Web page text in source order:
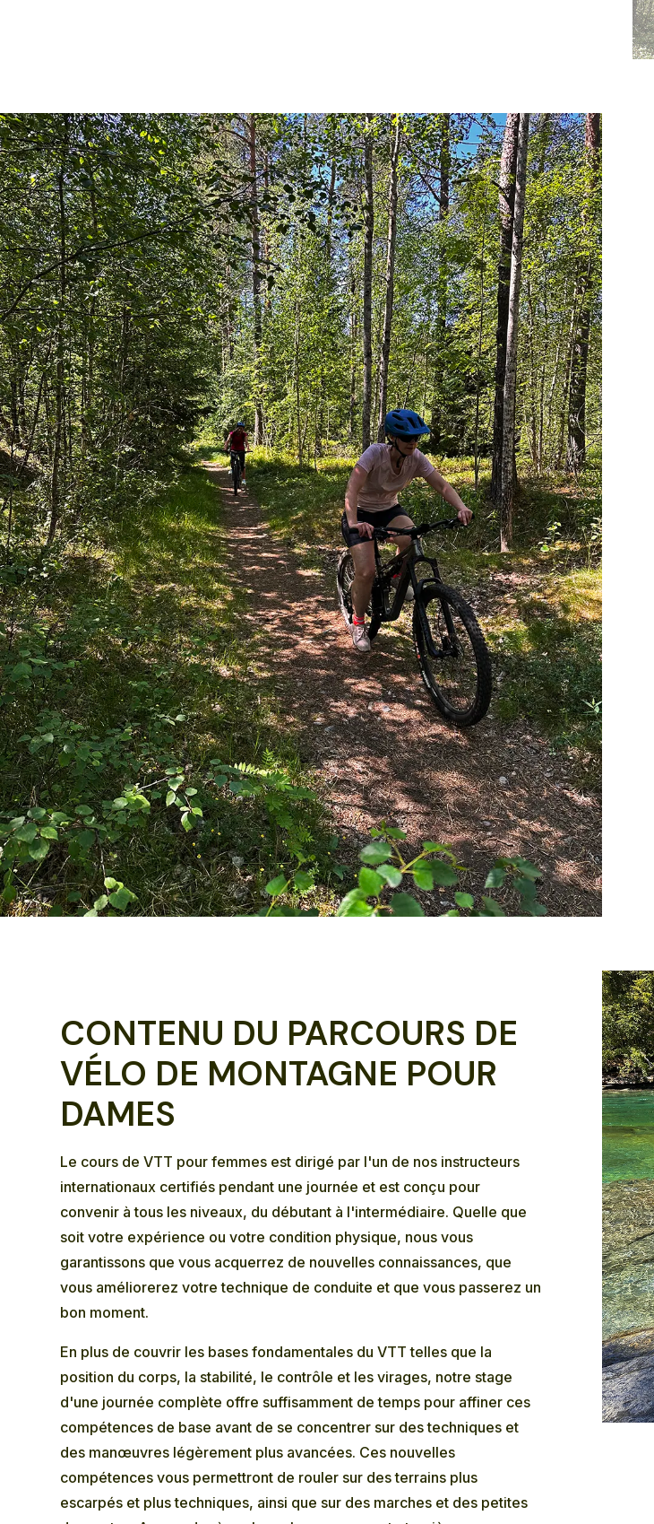
CONTENU DU PARCOURS DE
VÉLO DE MONTAGNE POUR
DAMES
Le cours de VTT pour femmes est dirigé par l'un de nos instructeurs
internationaux certifiés pendant une journée et est conçu pour
convenir à tous les niveaux, du débutant à l'intermédiaire. Quelle que
soit votre expérience ou votre condition physique, nous vous
garantissons que vous acquerrez de nouvelles connaissances, que
vous améliorerez votre technique de conduite et que vous passerez un
bon moment.
En plus de couvrir les bases fondamentales du VTT telles que la
position du corps, la stabilité, le contrôle et les virages, notre stage
d'une journée complète offre suffisamment de temps pour affiner ces
compétences de base avant de se concentrer sur des techniques et
des manœuvres légèrement plus avancées. Ces nouvelles
compétences vous permettront de rouler sur des terrains plus
escarpés et plus techniques, ainsi que sur des marches et des petites